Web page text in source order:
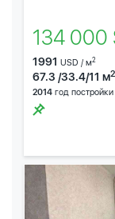
134 000
1991 USD / м2
67.3 /33.4/11 м2
2014 год постройки